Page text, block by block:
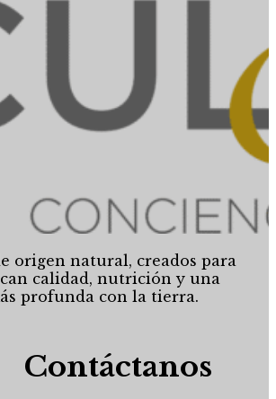
origen natural, creados para
calidad, nutrición y una
profunda con la tierra.
Contáctanos